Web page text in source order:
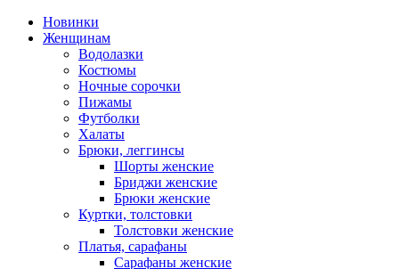
Новинки
Женщинам
Водолазки
Костюмы
Ночные сорочки
Пижамы
Футболки
Халаты
Брюки, леггинсы
Шорты женские
Бриджи женские
Брюки женские
Куртки, толстовки
Толстовки женские
Платья, сарафаны
Сарафаны женские